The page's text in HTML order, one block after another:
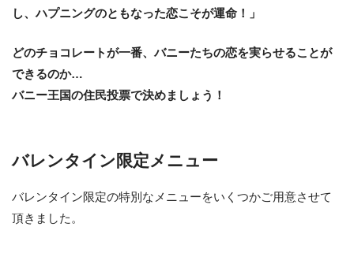
し、ハプニングのともなった恋こそが運命！」
どのチョコレートが一番、バニーたちの恋を実らせることが
できるのか…
バニー王国の住民投票で決めましょう！
バレンタイン限定メニュー
バレンタイン限定の特別なメニューをいくつかご用意させて
頂きました。